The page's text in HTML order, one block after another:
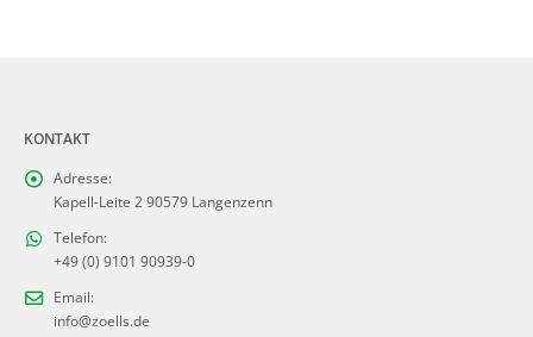
KONTAKT
Adresse:
Kapell-Leite 2 90579 Langenzenn
Telefon:
+49 (0) 9101 90939-0
Email:
info@zoells.de